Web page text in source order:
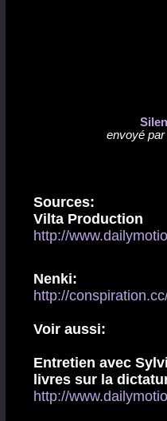
envoyé par
Sources:
Vilta Production
http://
Nenki:
http://
Voir aussi:
Entretien avec
livres sur la
http://